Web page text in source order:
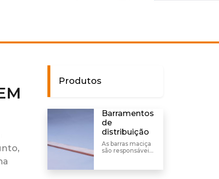
Produtos
Barramentos
de
distribuição
As barras maciça
são responsáveis
em instalações